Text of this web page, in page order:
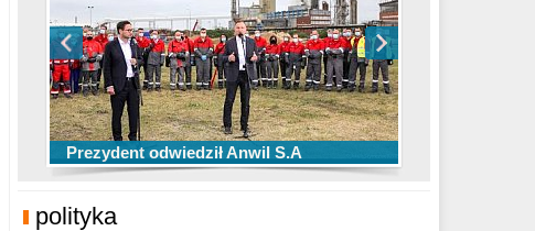
Prezydent odwiedził Anwil S.A
TOP 10 przechwytów Anwilu Włocławek
w EBL w sezonie 2019/2020
TOP 5 rzutów Anwilu Włocławek w BCL
w sezonie 2019/2020
polityka